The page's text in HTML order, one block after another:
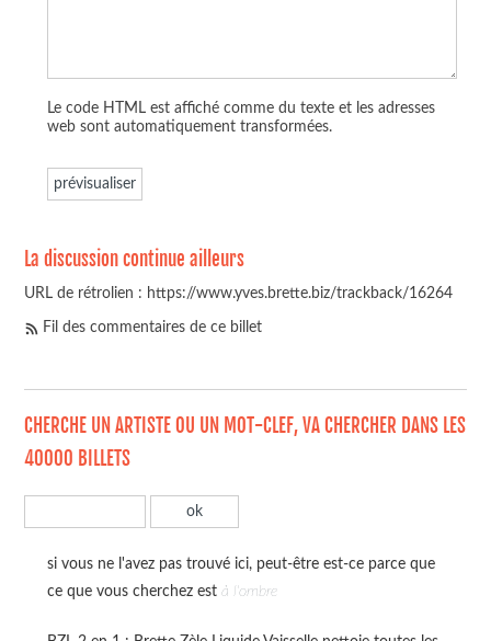
Le code HTML est affiché comme du texte et les adresses
web sont automatiquement transformées.
La discussion continue ailleurs
URL de rétrolien : https://www.yves.brette.biz/trackback/16264
Fil des commentaires de ce billet
CHERCHE UN ARTISTE OU UN MOT-CLEF, VA CHERCHER DANS LES
40000 BILLETS
si vous ne l'avez pas trouvé ici, peut-être est-ce parce que
ce que vous cherchez est à l'ombre